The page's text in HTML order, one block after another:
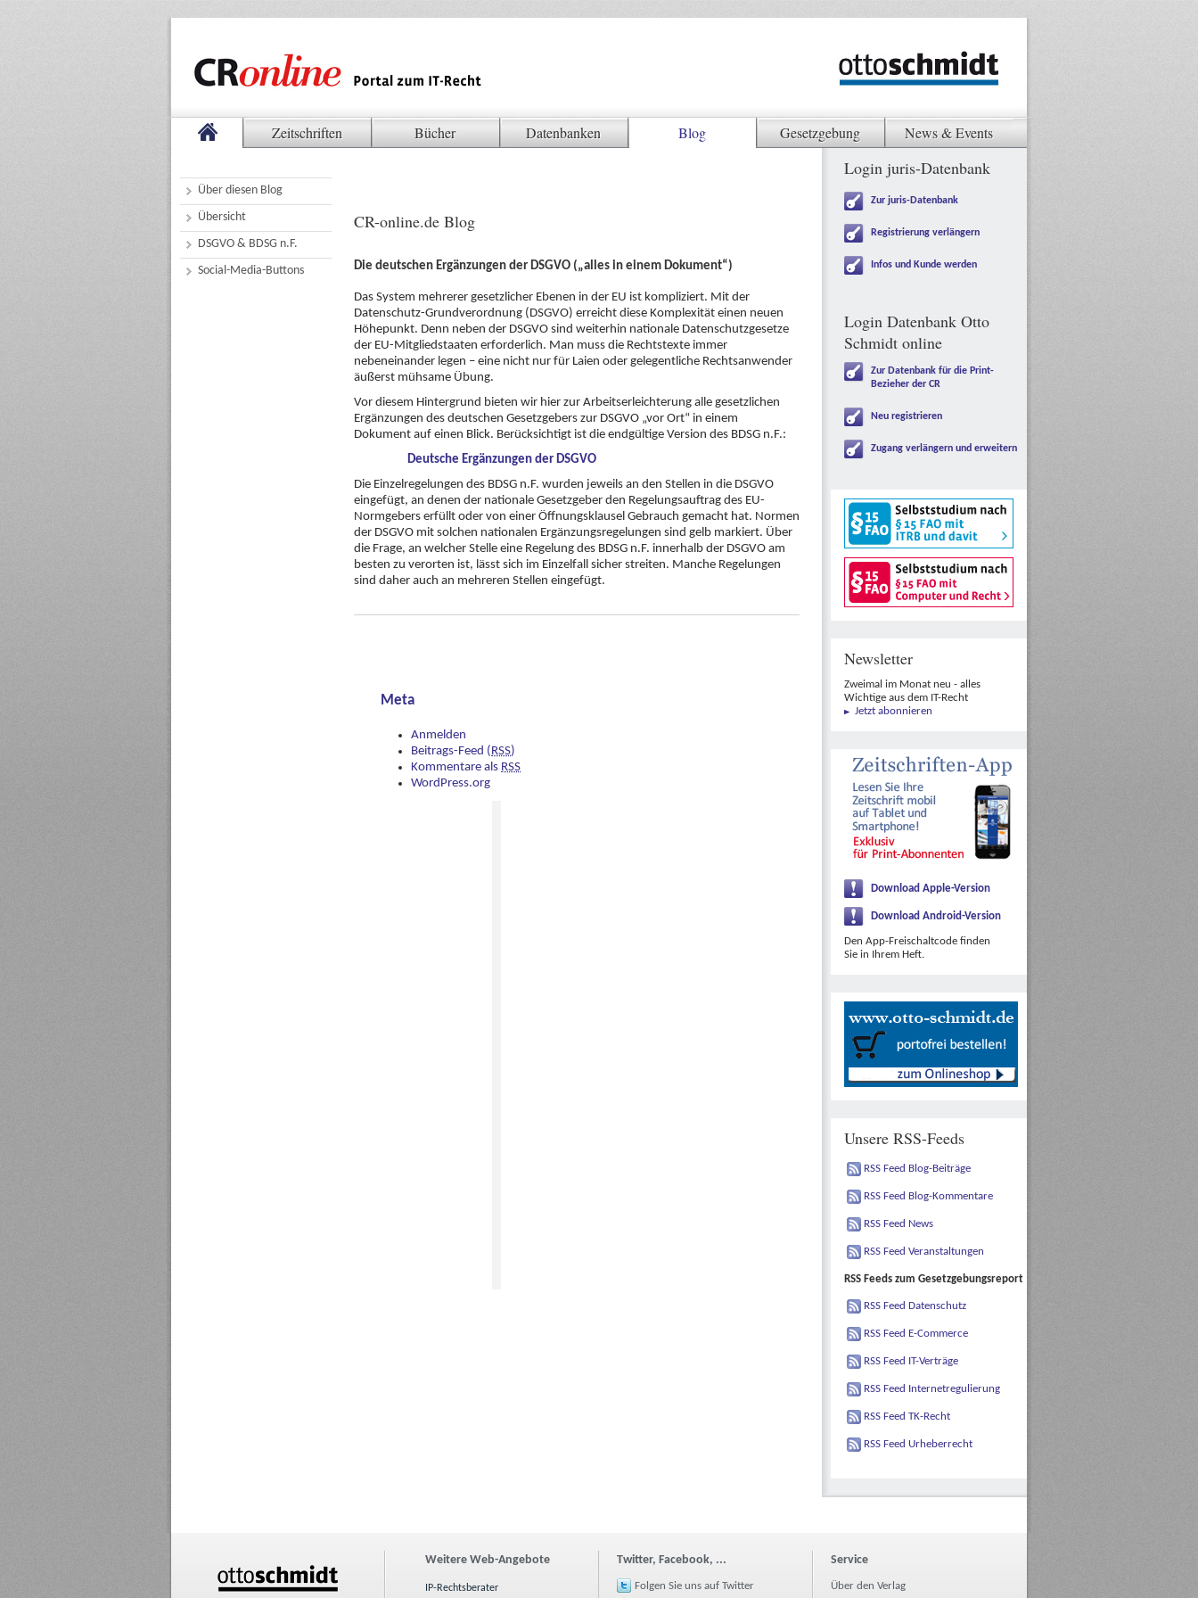
Zeitschriften Bücher Datenbanken Blog Gesetzgebung News & Events
Über diesen Blog
Übersicht
DSGVO & BDSG n.F.
Social-Media-Buttons
CR-online.de Blog
Die deutschen Ergänzungen der DSGVO („alles in einem Dokument“)
Das System mehrerer gesetzlicher Ebenen in der EU ist kompliziert. Mit der
Datenschutz-Grundverordnung (DSGVO) erreicht diese Komplexität einen neuen
Höhepunkt. Denn neben der DSGVO sind weiterhin nationale Datenschutzgesetze
der EU-Mitgliedstaaten erforderlich. Man muss die Rechtstexte immer
nebeneinander legen – eine nicht nur für Laien oder gelegentliche Rechtsanwender
äußerst mühsame Übung.
Vor diesem Hintergrund bieten wir hier zur Arbeitserleichterung alle gesetzlichen
Ergänzungen des deutschen Gesetzgebers zur DSGVO „vor Ort“ in einem
Dokument auf einen Blick. Berücksichtigt ist die endgültige Version des BDSG n.F.:
Deutsche Ergänzungen der DSGVO
Die Einzelregelungen des BDSG n.F. wurden jeweils an den Stellen in die DSGVO
eingefügt, an denen der nationale Gesetzgeber den Regelungsauftrag des EU-
Normgebers erfüllt oder von einer Öffnungsklausel Gebrauch gemacht hat. Normen
der DSGVO mit solchen nationalen Ergänzungsregelungen sind gelb markiert. Über
die Frage, an welcher Stelle eine Regelung des BDSG n.F. innerhalb der DSGVO am
besten zu verorten ist, lässt sich im Einzelfall sicher streiten. Manche Regelungen
sind daher auch an mehreren Stellen eingefügt.
Meta
Anmelden
Beitrags-Feed (RSS)
Kommentare als RSS
WordPress.org
Login juris-Datenbank
Zur juris-Datenbank
Registrierung verlängern
Infos und Kunde werden
Login Datenbank Otto
Schmidt online
Zur Datenbank für die Print-
Bezieher der CR
Neu registrieren
Zugang verlängern und erweitern
Newsletter
Zweimal im Monat neu - alles
Wichtige aus dem IT-Recht
Jetzt abonnieren
Download Apple-Version
Download Android-Version
Den App-Freischaltcode finden
Sie in Ihrem Heft.
Unsere RSS-Feeds
RSS Feed Blog-Beiträge
RSS Feed Blog-Kommentare
RSS Feed News
RSS Feed Veranstaltungen
RSS Feeds zum Gesetzgebungsreport
RSS Feed Datenschutz
RSS Feed E-Commerce
RSS Feed IT-Verträge
RSS Feed Internetregulierung
RSS Feed TK-Recht
RSS Feed Urheberrecht
Weitere Web-Angebote
IP-Rechtsberater
Twitter, Facebook, ...
Folgen Sie uns auf Twitter
Service
Über den Verlag